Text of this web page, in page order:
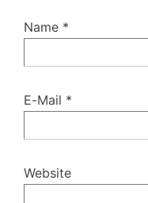
Name *
E-Mail *
Website